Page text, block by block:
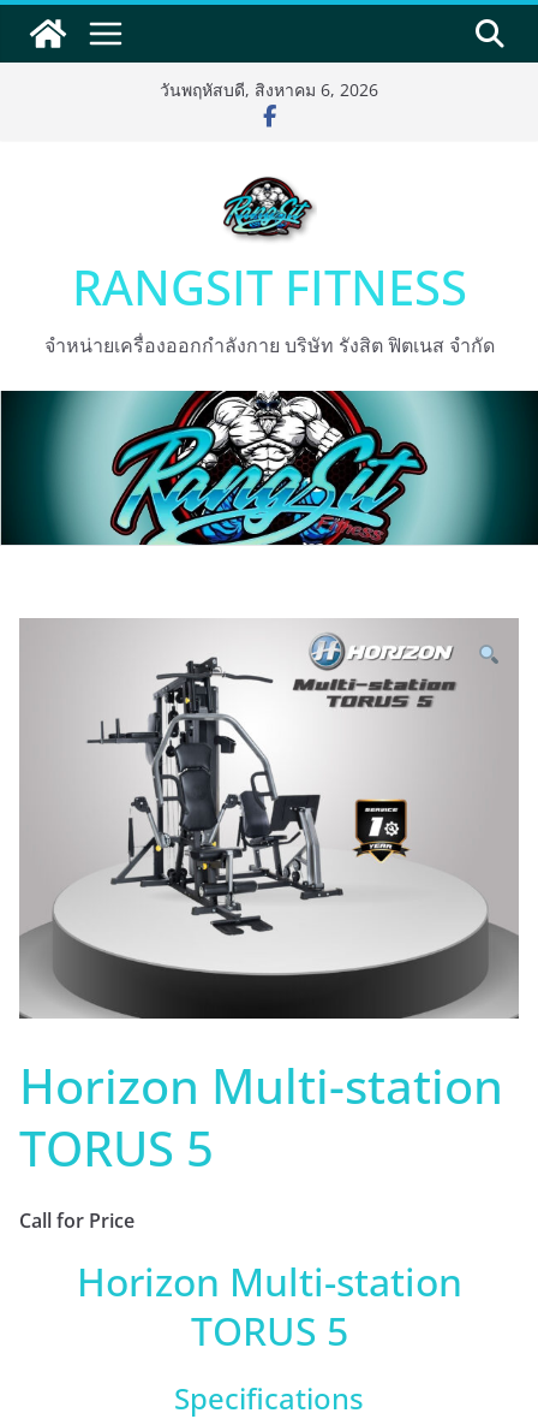
วันพฤหัสบดี, สิงหาคม 6, 2026
RANGSIT FITNESS
จำหน่ายเครื่องออกกำลังกาย บริษัท รังสิต ฟิตเนส จำกัด
Horizon Multi-station
TORUS 5
Call for Price
Horizon Multi-station
TORUS 5
Specifications